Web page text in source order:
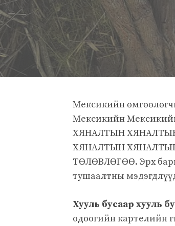
Мексикийн
Мексикийн
ХЯНАЛТЫН
ХЯНАЛТЫН
ТӨЛӨВЛӨГӨӨ. Эрх
тушаалтны
Хууль бусаар хууль
одоогийн картелийн